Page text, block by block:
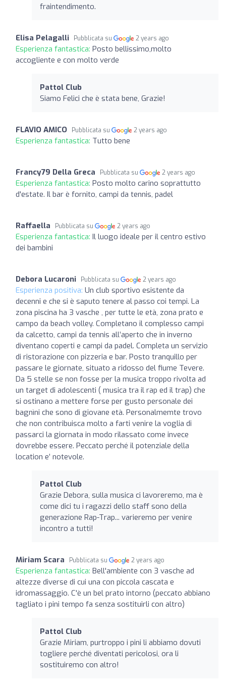
fraintendimento.
Elisa Pelagalli Pubblicata su 2 years ago
Esperienza fantastica: Posto bellissimo,molto
accogliente e con molto verde
Pattol Club
Siamo Felici che è stata bene, Grazie!
FLAVIO AMICO Pubblicata su 2 years ago
Esperienza fantastica: Tutto bene
Francy79 Della Greca Pubblicata su 2 years ago
Esperienza fantastica: Posto molto carino soprattutto
d'estate. Il bar è fornito, campi da tennis, padel
Raffaella Pubblicata su 2 years ago
Esperienza fantastica: Il luogo ideale per il centro estivo
dei bambini
Debora Lucaroni Pubblicata su 2 years ago
Esperienza positiva: Un club sportivo esistente da
decenni e che si è saputo tenere al passo coi tempi. La
zona piscina ha 3 vasche , per tutte le età, zona prato e
campo da beach volley. Completano il complesso campi
da calcetto, campi da tennis all’aperto che in inverno
diventano coperti e campi da padel. Completa un servizio
di ristorazione con pizzeria e bar. Posto tranquillo per
passare le giornate, situato a ridosso del fiume Tevere.
Da 5 stelle se non fosse per la musica troppo rivolta ad
un target di adolescenti ( musica tra il rap ed il trap) che
si ostinano a mettere forse per gusto personale dei
bagnìni che sono di giovane età. Personalmemte trovo
che non contribuisca molto a farti venire la voglia di
passarci la giornata in modo rilassato come invece
dovrebbe essere. Peccato perché il potenziale della
location e’ notevole.
Pattol Club
Grazie Debora, sulla musica ci lavoreremo, ma è
come dici tu i ragazzi dello staff sono della
generazione Rap-Trap... varieremo per venire
incontro a tutti!
Miriam Scara Pubblicata su 2 years ago
Esperienza fantastica: Bell'ambiente con 3 vasche ad
altezze diverse di cui una con piccola cascata e
idromassaggio. C'è un bel prato intorno (peccato abbiano
tagliato i pini tempo fa senza sostituirli con altro)
Pattol Club
Grazie Miriam, purtroppo i pini li abbiamo dovuti
togliere perché diventati pericolosi, ora li
sostituiremo con altro!